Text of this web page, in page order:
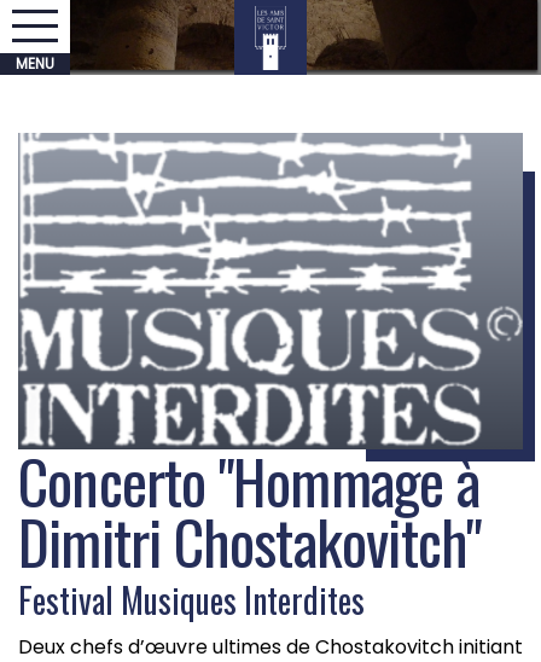
Concerto "Hommage à
Dimitri Chostakovitch"
Festival Musiques Interdites
Deux chefs d’œuvre ultimes de Chostakovitch initiant